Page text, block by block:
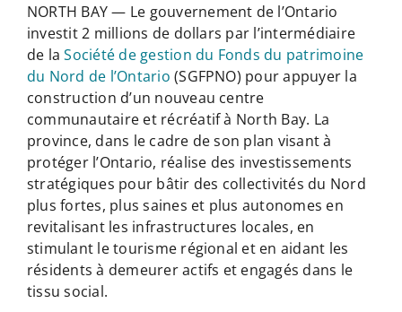
NORTH BAY — Le gouvernement de l’Ontario
investit 2 millions de dollars par l’intermédiaire
de laSociété de gestion du Fonds du patrimoine
du Nord de l’Ontario (SGFPNO) pour appuyer la
construction d’un nouveau centre
communautaire et récréatif à North Bay. La
province, dans le cadre de son plan visant à
protéger l’Ontario, réalise des investissements
stratégiques pour bâtir des collectivités du Nord
plus fortes, plus saines et plus autonomes en
revitalisant les infrastructures locales, en
stimulant le tourisme régional et en aidant les
résidents à demeurer actifs et engagés dans le
tissu social.